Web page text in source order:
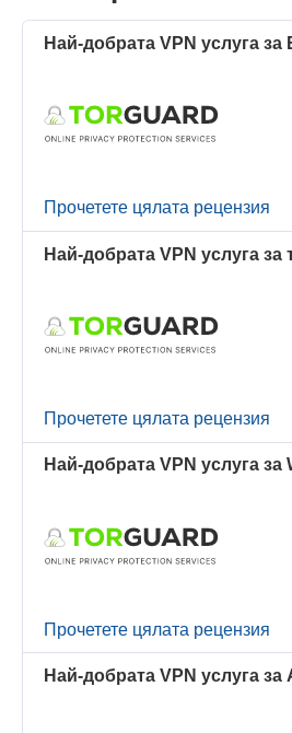
Най-добрата VPN услуга за
Прочетете цялата рецензия
Най-добрата VPN услуга за
Прочетете цялата рецензия
Най-добрата VPN услуга за
Прочетете цялата рецензия
Най-добрата VPN услуга за